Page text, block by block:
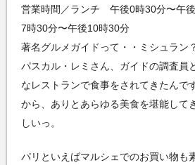
営業時間／ランチ 午後0時30分〜
7時30分〜午後10時30分
著名グルメガイドって・・ミシュラン
パスカル・レミさん、ガイドの調査員
なレストランで食事をされてきたんで
から、ありとあらゆる美食を堪能して
しいっ。
パリといえばマルシェでのお買い物も